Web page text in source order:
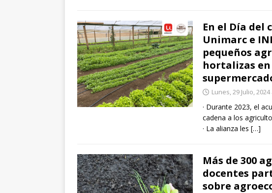
En el Día del
Unimarc e
pequeños
hortalizas en
Lunes, 29 Julio,
· Durante 2023, el
cadena a los
· La alianza les […]
Más de 300
docentes
sobre